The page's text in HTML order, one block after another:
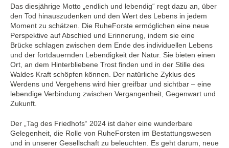
Das diesjährige Motto „endlich und lebendig“ regt dazu an, über
den Tod hinauszudenken und den Wert des Lebens in jedem
Moment zu schätzen. Die RuheForste ermöglichen eine neue
Perspektive auf Abschied und Erinnerung, indem sie eine
Brücke schlagen zwischen dem Ende des individuellen Lebens
und der fortdauernden Lebendigkeit der Natur. Sie bieten einen
Ort, an dem Hinterbliebene Trost finden und in der Stille des
Waldes Kraft schöpfen können. Der natürliche Zyklus des
Werdens und Vergehens wird hier greifbar und sichtbar – eine
lebendige Verbindung zwischen Vergangenheit, Gegenwart und
Zukunft.
Der „Tag des Friedhofs“ 2024 ist daher eine wunderbare
Gelegenheit, die Rolle von RuheForsten im Bestattungswesen
und in unserer Gesellschaft zu beleuchten. Es geht darum, neue